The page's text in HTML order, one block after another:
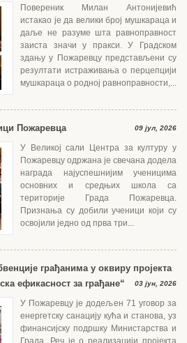
Повереник Милан Антонијевић
истакао је да велики број мушкараца и
даље не разуме шта равноправност
заиста значи у пракси. У Градском
здању у Пожаревцу представљени су
резултати истраживања о перцепцији
мушкараца о родној равноправности,...
Пожаревца 09 јул, 2026
У Великој сали Центра за културу у
Пожаревцу одржана је свечана додела
награда најуспешнијим ученицима
основних и средњих школа са
територије Града Пожаревца.
Признања су добили ученици који су
освојили једно од прва три...
грађанима у оквиру пројекта
ефикасност за грађане“
03 јун, 2026
У Пожаревцу је додељен 71 уговор за
енергетску санацију кућа и станова, уз
финансијску подршку Министарства и
Града. Реч је о реализацији пројекта